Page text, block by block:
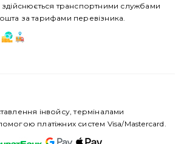
здійснюється транспортними службами
за тарифами перевізника.
інвойсу, терміналами
платіжних систем Visa/Mastercard.